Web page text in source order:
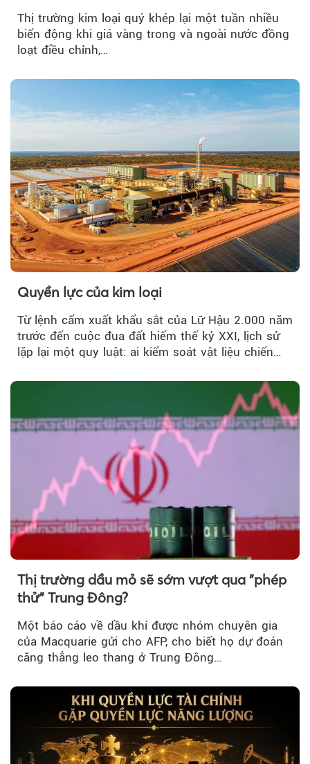
Thị trường kim loại quý khép lại một tuần nhiều
biến động khi giá vàng trong và ngoài nước đồng
loạt điều chỉnh,…
Quyền lực của kim loại
Từ lệnh cấm xuất khẩu sắt của Lữ Hậu 2.000 năm
trước đến cuộc đua đất hiếm thế kỷ XXI, lịch sử
lặp lại một quy luật: ai kiểm soát vật liệu chiến
Thị trường dầu mỏ sẽ sớm vượt qua "phép
thử" Trung Đông?
Một báo cáo về dầu khí được nhóm chuyên gia
của Macquarie gửi cho AFP, cho biết họ dự đoán
căng thẳng leo thang ở Trung Đông…